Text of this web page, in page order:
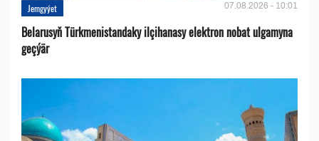
Jemgyýet 07.08.2026 - 10:01
Belarusyň Türkmenistandaky ilçihanasy elektron nobat ulgamyna
geçýär